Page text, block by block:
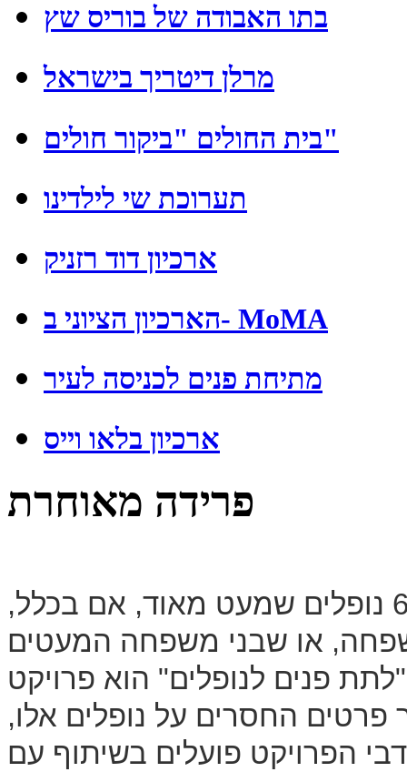
בתו האבודה של בוריס שץ
מרלן דיטריך בישראל
בית החולים "ביקור חולים"
תערוכת שי לילדינו
ארכיון דוד רזניק
הארכיון הציוני ב- MoMA
מתיחת פנים לכניסה לעיר
ארכיון בלאו וייס
פרידה מאוחרת
בין חללי מערכות ישראל, ישנם כ- 650 נופלים שמעט מאוד, אם בכלל,
או שבני משפחה המעטים
פנים לנופלים" הוא פרויקט
החסרים על נופלים אלו,
הפרויקט פועלים בשיתוף עם